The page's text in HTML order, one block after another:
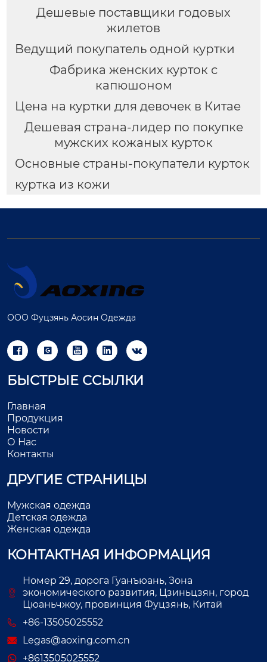
Дешевые поставщики годовых
жилетов
Ведущий покупатель одной куртки
Фабрика женских курток с
капюшоном
Цена на куртки для девочек в Китае
Дешевая страна-лидер по покупке
мужских кожаных курток
Основные страны-покупатели курток
куртка из кожи
ООО Фуцзянь Аосин Одежда
    
БЫСТРЫЕ ССЫЛКИ
Главная
Продукция
Новости
О Нас
Контакты
ДРУГИЕ СТРАНИЦЫ
Мужская одежда
Детская одежда
Женская одежда
КОНТАКТНАЯ ИНФОРМАЦИЯ
Номер 29, дорога Гуанъюань, Зона
экономического развития, Цзиньцзян, город
Цюаньчжоу, провинция Фуцзянь, Китай
+86-13505025552
Legas@aoxing.com.cn
+8613505025552